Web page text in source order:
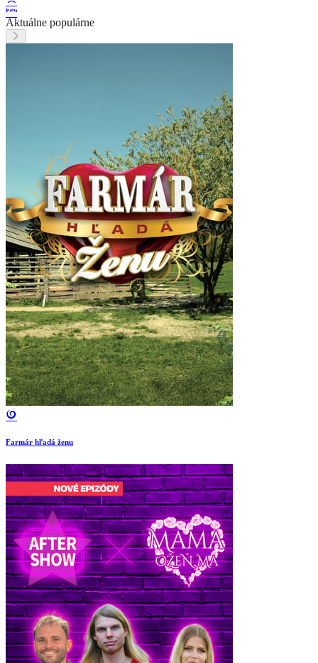
Aktuálne populárne
Farmár hľadá ženu